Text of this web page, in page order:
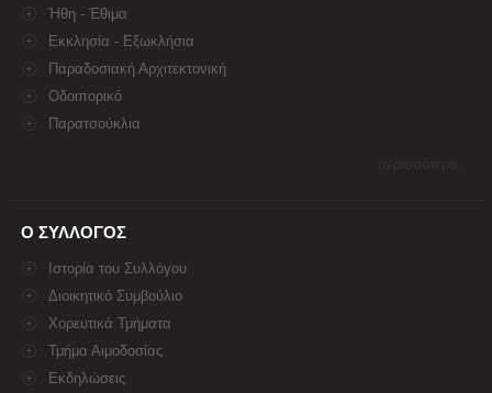
Ήθη - Έθιμα
Εκκλησία - Εξωκλήσια
Παραδοσιακή Αρχιτεκτονική
Οδοιπορικό
Παρατσούκλια
Ο ΣΥΛΛΟΓΟΣ
Ιστορία του Συλλόγου
Διοικητικό Συμβούλιο
Χορευτικά Τμήματα
Τμήμα Αιμοδοσίας
Εκδηλώσεις